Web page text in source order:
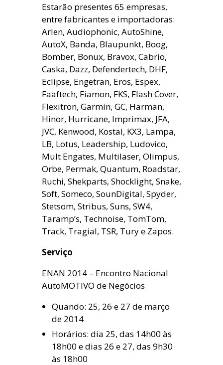
Estarão presentes 65 empresas,
entre fabricantes e importadoras:
Arlen, Audiophonic, AutoShine,
AutoX, Banda, Blaupunkt, Boog,
Bomber, Bonux, Bravox, Cabrio,
Caska, Dazz, Defendertech, DHF,
Eclipse, Engetran, Eros, Espex,
Faaftech, Fiamon, FKS, Flash Cover,
Flexitron, Garmin, GC, Harman,
Hinor, Hurricane, Imprimax, JFA,
JVC, Kenwood, Kostal, KX3, Lampa,
LB, Lotus, Leadership, Ludovico,
Mult Engates, Multilaser, Olimpus,
Orbe, Permak, Quantum, Roadstar,
Ruchi, Shekparts, Shocklight, Snake,
Soft, Someco, SounDigital, Spyder,
Stetsom, Stribus, Suns, SW4,
Taramp’s, Technoise, TomTom,
Track, Tragial, TSR, Tury e Zapos.
Serviço
ENAN 2014 – Encontro Nacional
AutoMOTIVO de Negócios
Quando: 25, 26 e 27 de março
de 2014
Horários: dia 25, das 14h00 às
18h00 e dias 26 e 27, das 9h30
às 18h00